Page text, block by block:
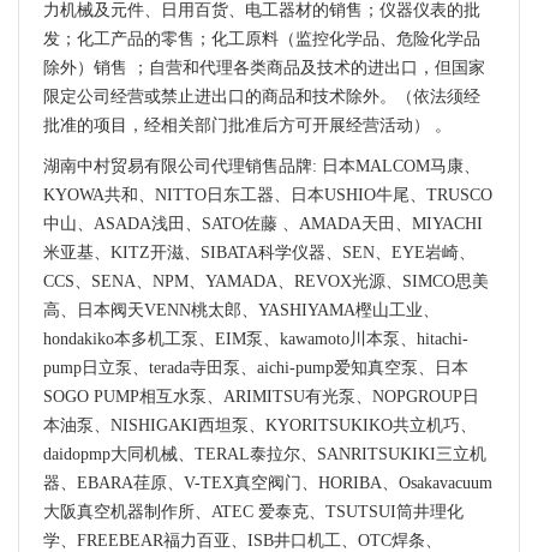
力机械及元件、日用百货、电工器材的销售；仪器仪表的批
发；化工产品的零售；化工原料（监控化学品、危险化学品
除外）销售 ；自营和代理各类商品及技术的进出口，但国家
限定公司经营或禁止进出口的商品和技术除外。（依法须经
批准的项目，经相关部门批准后方可开展经营活动） 。
湖南中村贸易有限公司代理销售品牌: 日本MALCOM马康、
KYOWA共和、NITTO日东工器、日本USHIO牛尾、TRUSCO
中山、ASADA浅田、SATO佐藤 、AMADA天田、MIYACHI
米亚基、KITZ开滋、SIBATA科学仪器、SEN、EYE岩崎、
CCS、SENA、NPM、YAMADA、REVOX光源、SIMCO思美
高、日本阀天VENN桃太郎、YASHIYAMA樫山工业、
hondakiko本多机工泵、EIM泵、kawamoto川本泵、hitachi-
pump日立泵、terada寺田泵、aichi-pump爱知真空泵、日本
SOGO PUMP相互水泵、ARIMITSU有光泵、NOPGROUP日
本油泵、NISHIGAKI西坦泵、KYORITSUKIKO共立机巧、
daidopmp大同机械、TERAL泰拉尔、SANRITSUKIKI三立机
器、EBARA荏原、V-TEX真空阀门、HORIBA、Osakavacuum
大阪真空机器制作所、ATEC 爱泰克、TSUTSUI筒井理化
学、FREEBEAR福力百亚、ISB井口机工、OTC焊条、